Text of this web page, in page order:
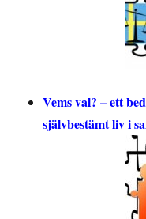
Vems val? – ett
självbestämt liv i